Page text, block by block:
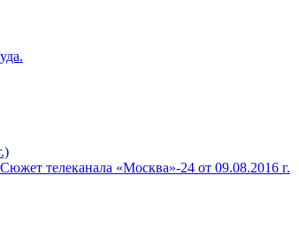
телеканала «Москва»-24 от 09.08.2016 г.